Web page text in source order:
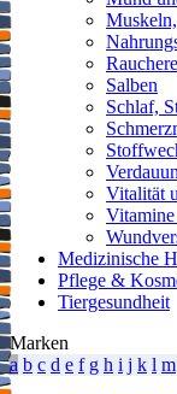
Zugelassenes
Sie die
Die angegebene
Kinder unerreichbar
Salben
Schlaf,
Vitalität
Medizinische
Pflege &
Tiergesundheit
Marken
a b c d e f g h i j k l m